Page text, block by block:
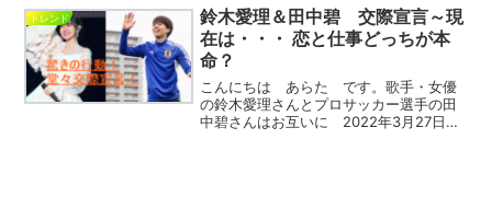
トゥー文化も探り、ファンの疑問を解
消！最新情報をチ...
トレンド
鈴木愛理＆田中碧 交際宣言～現
在は・・・ 恋と仕事どっちが本
命？
こんにちは あらた です。歌手・女優
の鈴木愛理さんとプロサッカー選手の田
中碧さんはお互いに 2022年3月27日